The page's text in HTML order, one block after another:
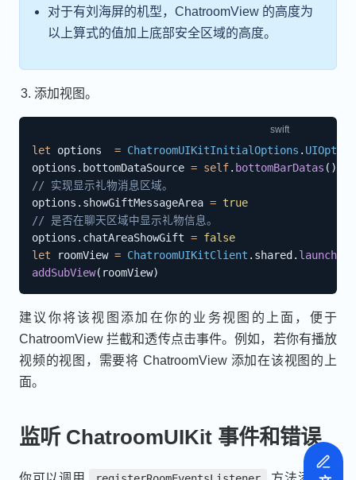
对于有刘海屏的机型，ChatroomView 的高度为
以上算式的值加上底部安全区域的高度。
添加视图。
let options = ChatroomUIKitInitialOptions .
options . bottomDataSource = self. bottomBarDatas ( )
// 实现显示礼物消息区域。
options . showGiftMessageArea = true
// 是否在聊天区域中显示礼物信息。
options . chatAreaShowGift = false
let roomView = ChatroomUIKitClient . shared .
addSubView( roomView)
建议你将该视图添加在你的业务视图的上面，便于
ChatroomView 拦截和透传点击事件。例如，若你有播放
视频的视图，需要将 ChatroomView 添加在该视图的上
面。
监听 ChatroomUIKit 事件和错误